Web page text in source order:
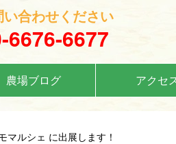
合わせください
6676-6677
農場ブログ アクセ
マルシェ に出展します！